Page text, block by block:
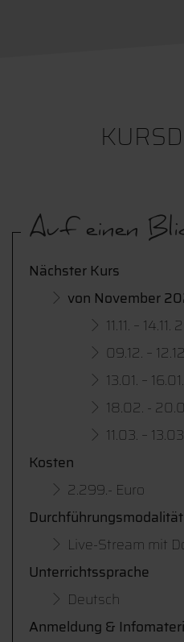
Auf einen
Nächster Kurs
von November
11.11. –
09.12. –
13.01. –
18.02. -
11.03. –
Kosten
2.299.- Euro
Durchführungsmodalität
Live-Stream mit
Unterrichtssprache
Deutsch
Anmeldung &